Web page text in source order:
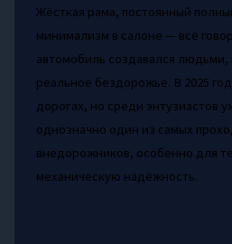
Жёсткая рама, постоянный
минимализм в салоне — всё
автомобиль создавался
реальное бездорожье. В 2025
дорогах, но среди энтузиастов
однозначно один из самых
внедорожников, особенно для
механическую надёжность.